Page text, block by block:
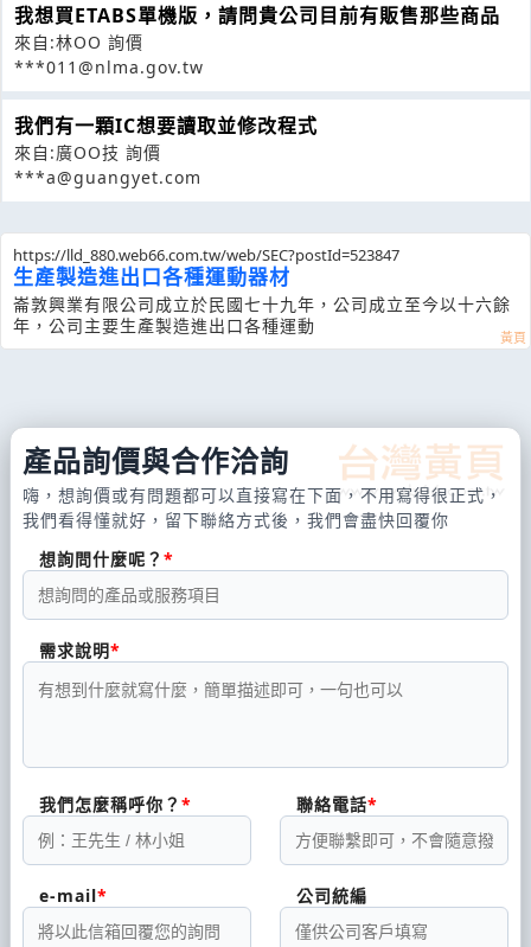
我想買ETABS單機版，請問貴公司目前有販售那些商品
來自:林OO 詢價
***011@nlma.gov.tw
我們有一顆IC想要讀取並修改程式
來自:廣OO技 詢價
***a@guangyet.com
https://lld_880.web66.com.tw/web/SEC?postId=523847
生產製造進出口各種運動器材
崙敦興業有限公司成立於民國七十九年，公司成立至今以十六餘
年，公司主要生產製造進出口各種運動
產品詢價與合作洽詢
嗨，想詢價或有問題都可以直接寫在下面，不用寫得很正式，
我們看得懂就好，留下聯絡方式後，我們會盡快回覆你
想詢問什麼呢？
需求說明
我們怎麼稱呼你？ 聯絡電話
e-mail 公司統編